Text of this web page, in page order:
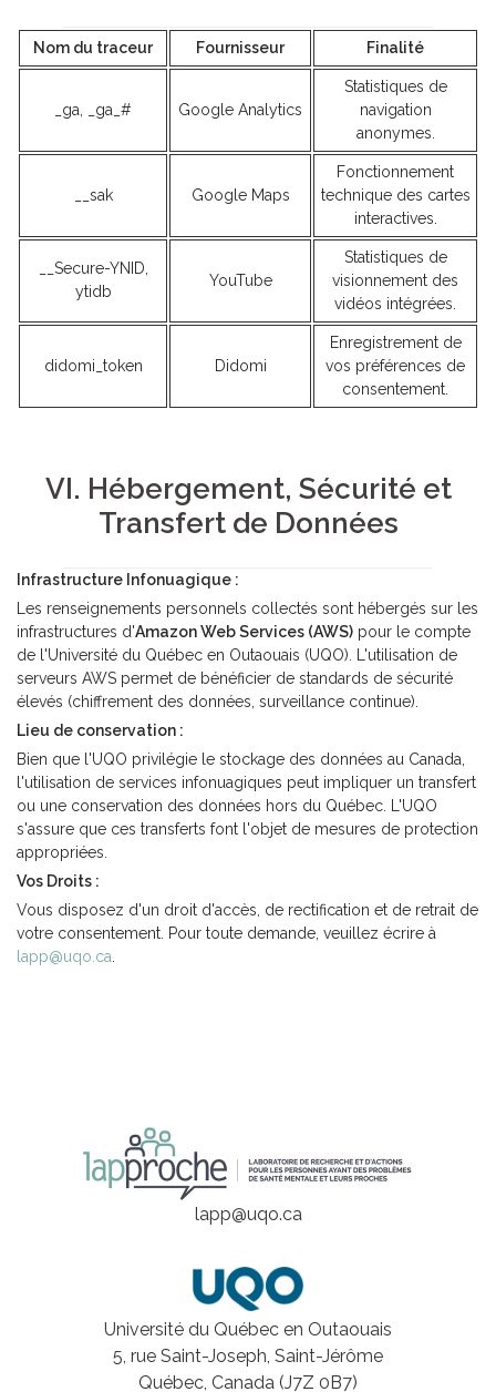
Nom du traceur Fournisseur Finalité
_ga, _ga_# Google Analytics
Statistiques de
navigation
anonymes.
__sak Google Maps
Fonctionnement
technique des cartes
interactives.
__Secure-YNID,
ytidb
YouTube
Statistiques de
visionnement des
vidéos intégrées.
didomi_token Didomi
Enregistrement de
vos préférences de
consentement.
VI. Hébergement, Sécurité et
Transfert de Données
Infrastructure Infonuagique :
Les renseignements personnels collectés sont hébergés sur les
infrastructures d'Amazon Web Services (AWS) pour le compte
de l'Université du Québec en Outaouais (UQO). L'utilisation de
serveurs AWS permet de bénéficier de standards de sécurité
élevés (chiffrement des données, surveillance continue).
Lieu de conservation :
Bien que l'UQO privilégie le stockage des données au Canada,
l'utilisation de services infonuagiques peut impliquer un transfert
ou une conservation des données hors du Québec. L'UQO
s'assure que ces transferts font l'objet de mesures de protection
appropriées.
Vos Droits :
Vous disposez d'un droit d'accès, de rectification et de retrait de
votre consentement. Pour toute demande, veuillez écrire à
lapp@uqo.ca
lapp@uqo.ca
Université du Québec en Outaouais
5, rue Saint-Joseph, Saint-Jérôme
Québec, Canada (J7Z 0B7)